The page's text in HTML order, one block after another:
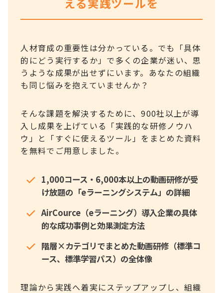
人材育成の重要性は分かっている。でも「具体
的にどう実行するか」で多くの企業が迷い、思
うような成果が出せずにいます。あなたの組織
も同じ悩みを抱えていませんか？
そんな課題を解決するために、900社以上が導
入し成果を上げている「実践的な研修ノウハ
ウ」と「すぐに使えるツール」をまとめた資料
を無料でご用意しました。
1,000コース・6,000本以上の動画研修が受
け放題の「eラーニングシステム」の詳細
AirCource（eラーニング）導入企業の具体
的な成功事例と効果測定方法
階層×カテゴリでまとめた動画研修（標準コ
ース、標準学習パス）の全体像
理論から実践へ着実にステップアップし、組織